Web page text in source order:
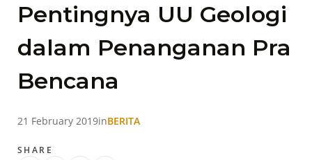
Pentingnya UU Geologi
dalam Penanganan Pra
Bencana
21 February 2019inBERITA
SHARE